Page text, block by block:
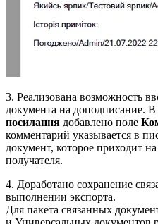
3. Реализована возможность
документа на доподписание. В
посилання добавлено поле
комментарий указывается в
документ, которое приходит
получателя.
4. Доработано сохранение
выполнении экспорта.
Для пакета связанных